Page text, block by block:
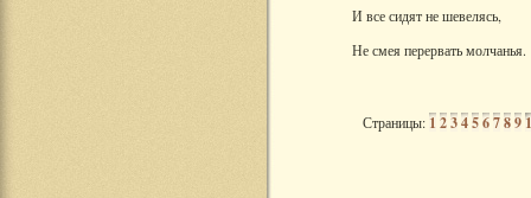
И все сидят не шевелясь,
Не смея перервать молчанья.
Страницы:1 23456789